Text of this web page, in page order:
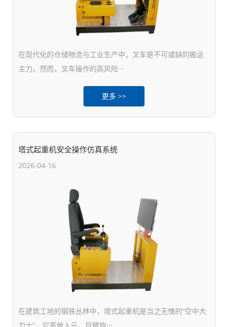
在现代化的仓储物流与工业生产中，叉车是不可或缺的搬运
主力。然而，叉车操作的高风险···
更多 >>
塔式起重机安全操作仿真系统
2026-04-16
在建筑工地的钢铁丛林中，塔式起重机是当之无愧的“空中大